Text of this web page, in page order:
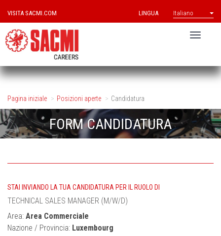
VISITA SACMI.COM LINGUA Italiano
Pagina iniziale Posizioni aperte Candidatura
FORM CANDIDATURA
STAI INVIANDO LA TUA CANDIDATURA PER IL RUOLO DI
TECHNICAL SALES MANAGER (M/W/D)
Area: Area Commerciale
Nazione / Provincia: Luxembourg